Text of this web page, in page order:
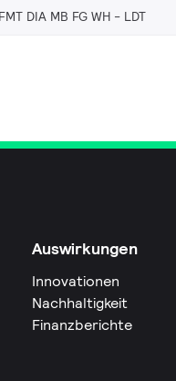
DIA MB FG WH LDT
Auswirkungen
Innovationen
Nachhaltigkeit
Finanzberichte